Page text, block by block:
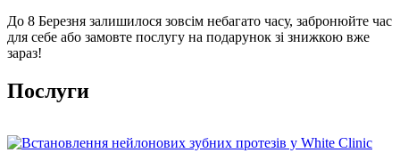
До 8 Березня залишилося зовсім небагато часу, забронюйте час
для себе або замовте послугу на подарунок зі знижкою вже
зараз!
Послуги